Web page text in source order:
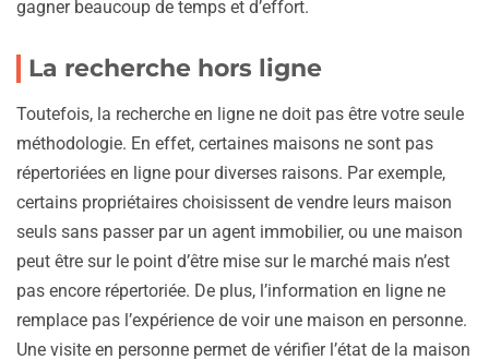
gagner beaucoup de temps et d’effort.
La recherche hors ligne
Toutefois, la recherche en ligne ne doit pas être votre seule
méthodologie. En effet, certaines maisons ne sont pas
répertoriées en ligne pour diverses raisons. Par exemple,
certains propriétaires choisissent de vendre leurs maison
seuls sans passer par un agent immobilier, ou une maison
peut être sur le point d’être mise sur le marché mais n’est
pas encore répertoriée. De plus, l’information en ligne ne
remplace pas l’expérience de voir une maison en personne.
Une visite en personne permet de vérifier l’état de la maison